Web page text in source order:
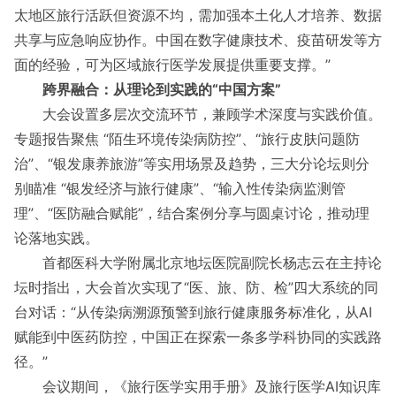
太地区旅行活跃但资源不均，需加强本土化人才培养、数据
共享与应急响应协作。中国在数字健康技术、疫苗研发等方
面的经验，可为区域旅行医学发展提供重要支撑。”
跨界融合：从理论到实践的“中国方案”
大会设置多层次交流环节，兼顾学术深度与实践价值。
专题报告聚焦 “陌生环境传染病防控”、“旅行皮肤问题防
治”、“银发康养旅游”等实用场景及趋势，三大分论坛则分
别瞄准 “银发经济与旅行健康”、“输入性传染病监测管
理”、“医防融合赋能”，结合案例分享与圆桌讨论，推动理
论落地实践。
首都医科大学附属北京地坛医院副院长杨志云在主持论
坛时指出，大会首次实现了“医、旅、防、检”四大系统的同
台对话：“从传染病溯源预警到旅行健康服务标准化，从AI
赋能到中医药防控，中国正在探索一条多学科协同的实践路
径。”
会议期间，《旅行医学实用手册》及旅行医学AI知识库